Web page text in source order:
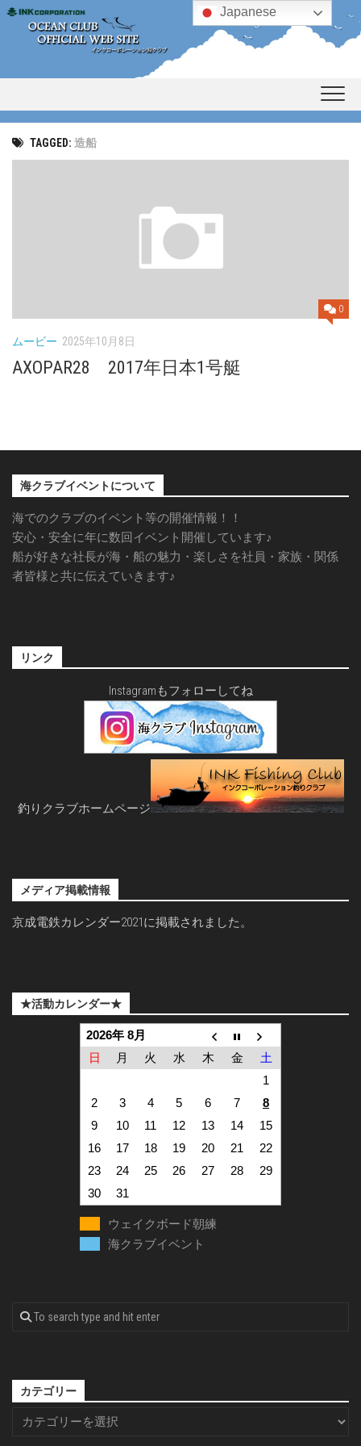
Skip
content
TAGGED: 造船
0
ムービー 2025年10月8日
AXOPAR28 2017年日本1号艇
海クラブイベントについて
海でのクラブのイベント等の開催情報！！
安心・安全に年に数回イベント開催しています♪
船が好きな社長が海・船の魅力・楽しさを社員・家族・関係
者皆様と共に伝えていきます♪
リンク
Instagramもフォローしてね
釣りクラブホームページ
メディア掲載情報
京成電鉄カレンダー2021に掲載されました。
★活動カレンダー★
2026年 8月
日
月 火 水 木 金
土
1
2
3 4 5 6 7
8
9
10 11 12 13 14
15
16
17 18 19 20 21
22
23
24 25 26 27 28
29
30
31
ウェイクボード朝練
海クラブイベント
カテゴリー
Japanese